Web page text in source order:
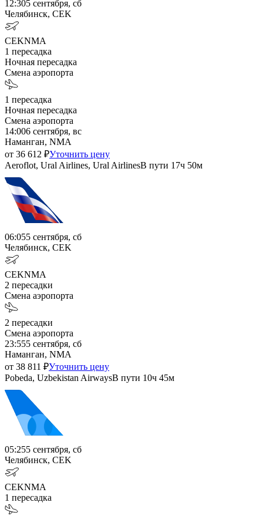
12:305 сентября, сб
Челябинск, CEK
CEKNMA
1 пересадка
Ночная пересадка
Смена аэропорта
1 пересадка
Ночная пересадка
Смена аэропорта
14:006 сентября, вс
Наманган, NMA
от 36 612 ₽Уточнить цену
Aeroflot, Ural Airlines, Ural AirlinesВ пути 17ч 50м
06:055 сентября, сб
Челябинск, CEK
CEKNMA
2 пересадки
Смена аэропорта
2 пересадки
Смена аэропорта
23:555 сентября, сб
Наманган, NMA
от 38 811 ₽Уточнить цену
Pobeda, Uzbekistan AirwaysВ пути 10ч 45м
05:255 сентября, сб
Челябинск, CEK
CEKNMA
1 пересадка